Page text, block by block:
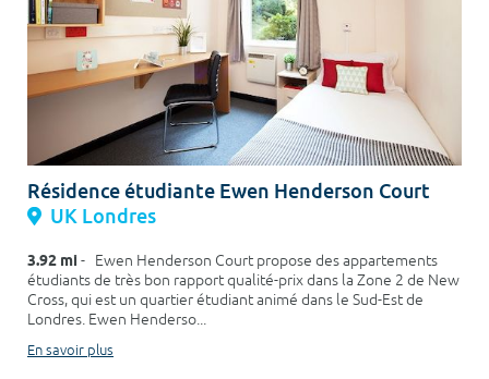
Résidence étudiante Ewen Henderson Court
UK Londres
3.92 mi - Ewen Henderson Court propose des appartements
étudiants de très bon rapport qualité-prix dans la Zone 2 de New
Cross, qui est un quartier étudiant animé dans le Sud-Est de
Londres. Ewen Henderso...
En savoir plus